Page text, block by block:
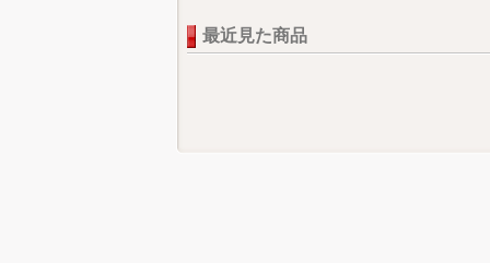
最近見た商品